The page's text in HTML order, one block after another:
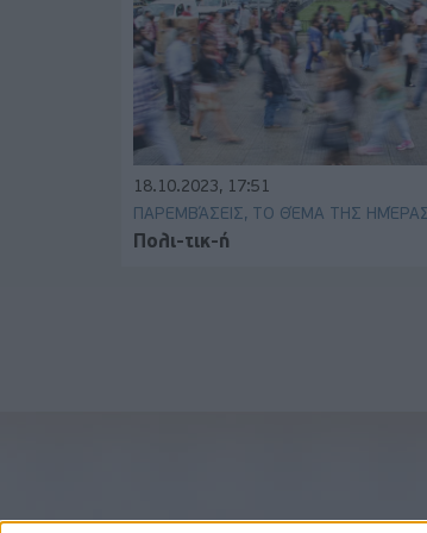
18.10.2023, 17:51
ΠΑΡΕΜΒΆΣΕΙΣ, ΤΟ ΘΈΜΑ ΤΗΣ
Πολι-τικ-ή